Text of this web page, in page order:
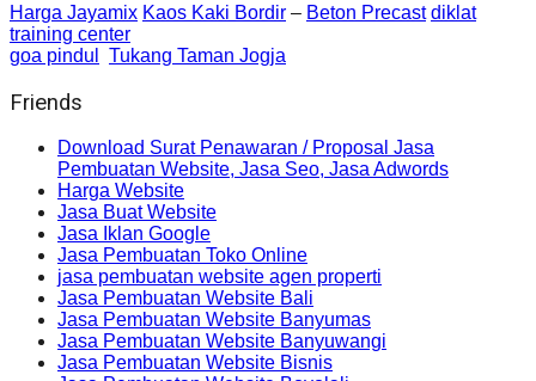
Harga Jayamix Kaos Kaki Bordir – Beton Precast diklat
training center
goa pindul
Tukang Taman Jogja
Friends
Download Surat Penawaran / Proposal Jasa
Pembuatan Website, Jasa Seo, Jasa Adwords
Harga Website
Jasa Buat Website
Jasa Iklan Google
Jasa Pembuatan Toko Online
jasa pembuatan website agen properti
Jasa Pembuatan Website Bali
Jasa Pembuatan Website Banyumas
Jasa Pembuatan Website Banyuwangi
Jasa Pembuatan Website Bisnis